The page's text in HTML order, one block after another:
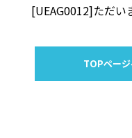
[UEAG0012]ただい
TOPペー